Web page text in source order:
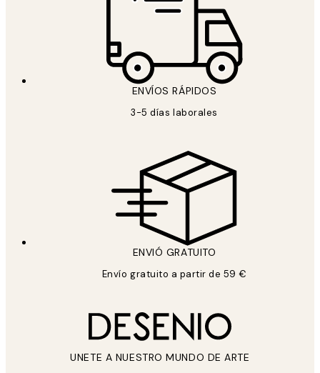
ENVÍOS RÁPIDOS
3-5 días laborales
ENVIÓ GRATUITO
Envío gratuito a partir de 59 €
UNETE A NUESTRO MUNDO DE ARTE